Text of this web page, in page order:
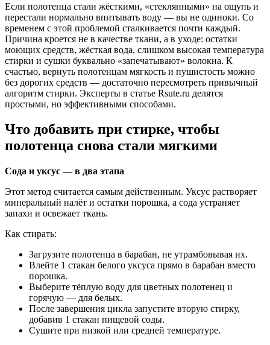
Если полотенца стали жёсткими, «стеклянными» на ощупь и
перестали нормально впитывать воду — вы не одиноки. Со
временем с этой проблемой сталкивается почти каждый.
Причина кроется не в качестве ткани, а в уходе: остатки
моющих средств, жёсткая вода, слишком высокая температура
стирки и сушки буквально «запечатывают» волокна. К
счастью, вернуть полотенцам мягкость и пушистость можно
без дорогих средств — достаточно пересмотреть привычный
алгоритм стирки. Эксперты в статье Rsute.ru делятся
простыми, но эффективными способами.
Что добавить при стирке, чтобы
полотенца снова стали мягкими
Сода и уксус — в два этапа
Этот метод считается самым действенным. Уксус растворяет
минеральный налёт и остатки порошка, а сода устраняет
запахи и освежает ткань.
Как стирать:
Загрузите полотенца в барабан, не утрамбовывая их.
Влейте 1 стакан белого уксуса прямо в барабан вместо
порошка.
Выберите тёплую воду для цветных полотенец и
горячую — для белых.
После завершения цикла запустите вторую стирку,
добавив 1 стакан пищевой соды.
Сушите при низкой или средней температуре.